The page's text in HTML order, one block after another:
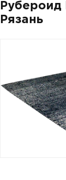
Рубероид
Рязань